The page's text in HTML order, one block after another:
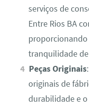
serviços de
Entre Rios BA
proporcionando
tranquilidade
Peças Originais
originais de
durabilidade e